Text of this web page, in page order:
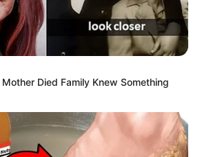
Died Family Knew Something